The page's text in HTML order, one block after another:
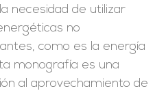
necesidad de utilizar
no
como es la energía
monografía es una
al aprovechamiento de